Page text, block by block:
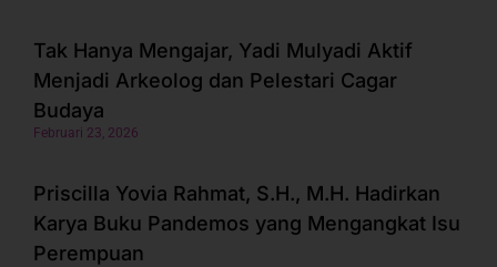
Tak Hanya Mengajar, Yadi Mulyadi Aktif
Menjadi Arkeolog dan Pelestari Cagar
Budaya
Februari 23, 2026
Priscilla Yovia Rahmat, S.H., M.H. Hadirkan
Karya Buku Pandemos yang Mengangkat Isu
Perempuan